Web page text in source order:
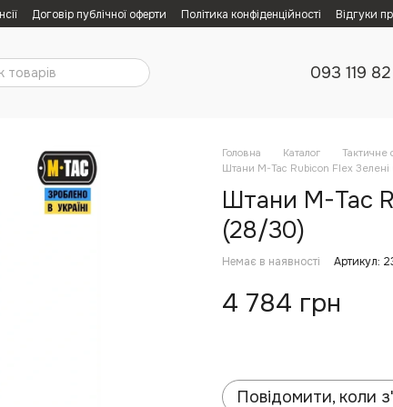
Договір публічної оферти Політика конфіденційності Відгуки
093 119
Головна Каталог Тактичне
Штани M-Tac Rubicon Flex
Штани M-Tac
(28/30)
Немає в наявності Артикул:
4 784 грн
Повідомити, коли